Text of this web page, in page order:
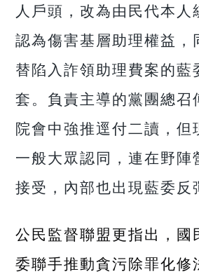
人戶頭，改為由民代本人
認為傷害基層助理權益，
替陷入詐領助理費案的藍
套。負責主導的黨團總召
院會中強推逕付二讀，但
一般大眾認同，連在野陣
接受，內部也出現藍委反
公民監督聯盟更指出，國
委聯手推動貪污除罪化修